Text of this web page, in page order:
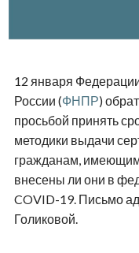
12 января
России (ФНПР)
просьбой принять
методики выдачи
гражданам, имеющим
внесены ли они в
COVID-19. Письмо
Голиковой.